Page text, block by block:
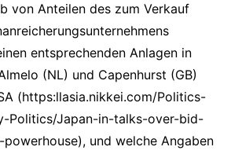
von Anteilen des zum Verkauf
entsprechenden Anlagen in
(NL) und Capenhurst (GB)
(https:llasia.nikkei.com/Politics-
Politics/Japan-in-talks-over-bid-
und welche Angaben